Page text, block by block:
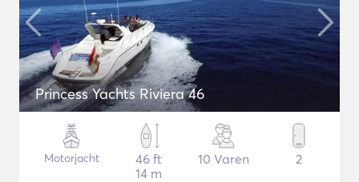
Princess Yachts Riviera 46
Motorjacht
46 ft
14 m
10 Varen 2